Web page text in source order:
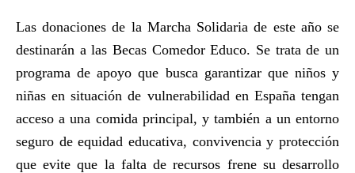
Las donaciones de la Marcha Solidaria de este año se
destinarán a las Becas Comedor Educo. Se trata de un
programa de apoyo que busca garantizar que niños y
niñas en situación de vulnerabilidad en España tengan
acceso a una comida principal, y también a un entorno
seguro de equidad educativa, convivencia y protección
que evite que la falta de recursos frene su desarrollo